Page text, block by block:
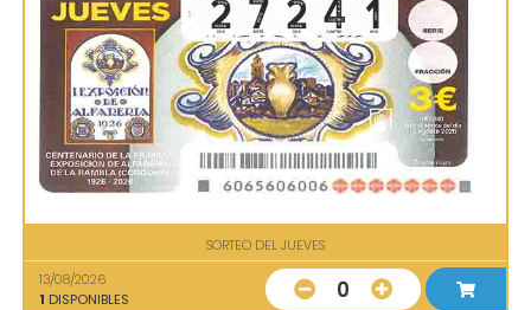
SORTEO DEL JUEVES
13/08/2026
1 DISPONIBLES 0